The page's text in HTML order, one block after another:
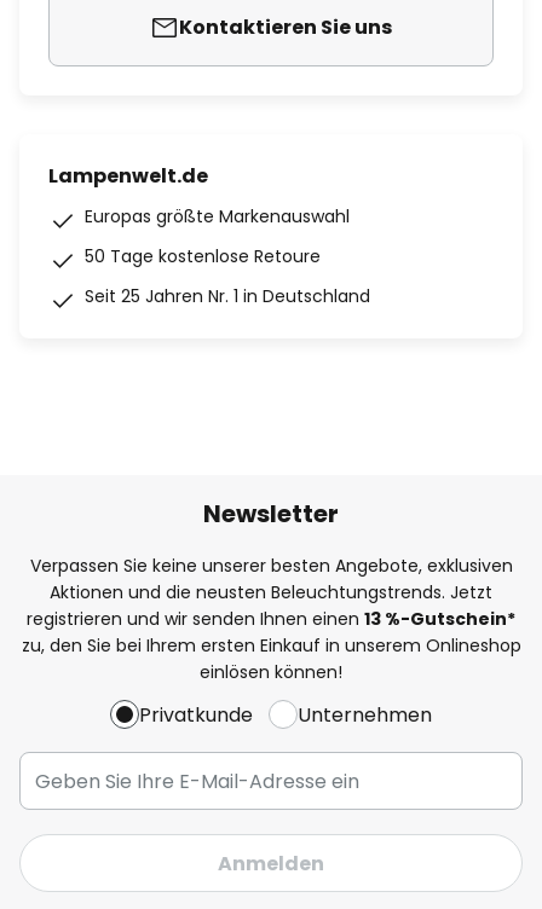
Kontaktieren Sie uns
Lampenwelt.de
Europas größte Markenauswahl
50 Tage kostenlose Retoure
Seit 25 Jahren Nr. 1 in Deutschland
Newsletter
Verpassen Sie keine unserer besten Angebote, exklusiven
Aktionen und die neusten Beleuchtungstrends. Jetzt
registrieren und wir senden Ihnen einen 13 %-Gutschein*
zu, den Sie bei Ihrem ersten Einkauf in unserem Onlineshop
einlösen können!
Privatkunde Unternehmen
Anmelden